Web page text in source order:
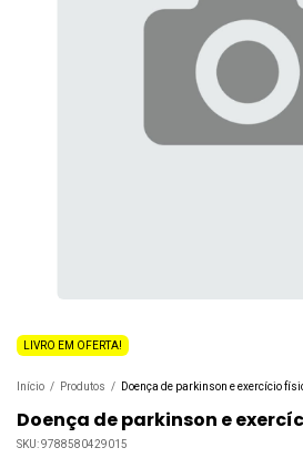
LIVRO EM OFERTA!
Início / Produtos / Doença de parkinson e exercício
Doença de parkinson e
SKU:9788580429015